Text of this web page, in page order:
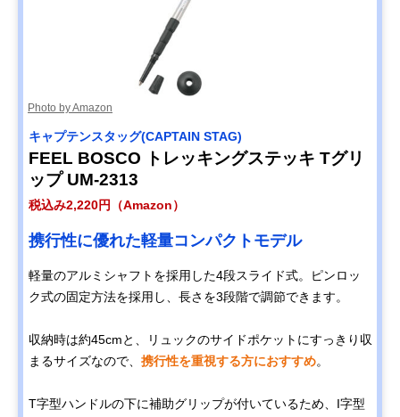
Photo by Amazon
キャプテンスタッグ(CAPTAIN STAG)
FEEL BOSCO トレッキングステッキ Tグリ
ップ UM-2313
税込み2,220円（Amazon）
携行性に優れた軽量コンパクトモデル
軽量のアルミシャフトを採用した4段スライド式。ピンロッ
ク式の固定方法を採用し、長さを3段階で調節できます。
収納時は約45cmと、リュックのサイドポケットにすっきり収
まるサイズなので、 携行性を重視する方におすすめ。
T字型ハンドルの下に補助グリップが付いているため、I字型